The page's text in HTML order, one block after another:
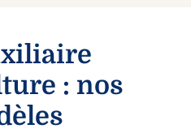
: nos